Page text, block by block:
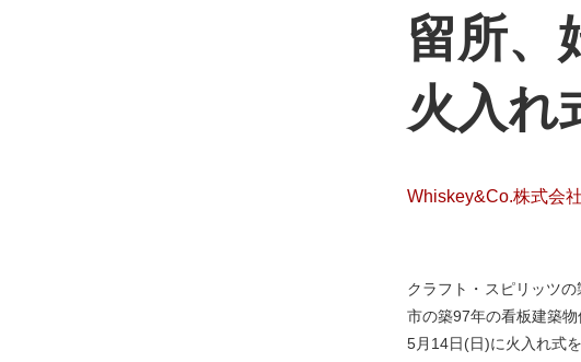
留所、
火入れ
Whiskey&Co.株式会社
クラフト・スピリッツ
市の築97年の看板建築
5月14日(日)に火入れ式